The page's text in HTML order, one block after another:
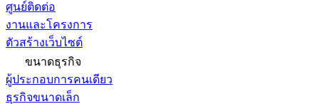
ศูนย์ติดต่อ
งานและโครงการ
ตัวสร้างเว็บไซต์
ขนาดธุรกิจ
ผู้ประกอบการคนเดียว
ธุรกิจขนาดเล็ก